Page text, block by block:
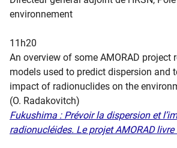
environnement
11h20
An overview of some AMORAD project
models used to predict dispersion and
impact of radionuclides on the
(O. Radakovitch​)
​​Fukushima : Prévoir la dispersion et
radionucléides. Le projet AMORAD